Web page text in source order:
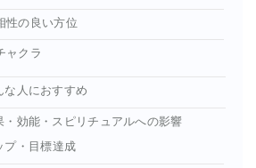
性の良い方位
ャクラ
な人におすすめ
・効能・スピリチュアルへの影響
プ・目標達成